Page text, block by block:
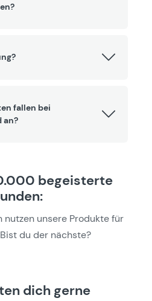
fallen bei
an?
begeisterte
unsere Produkte für
du der nächste?
dich gerne